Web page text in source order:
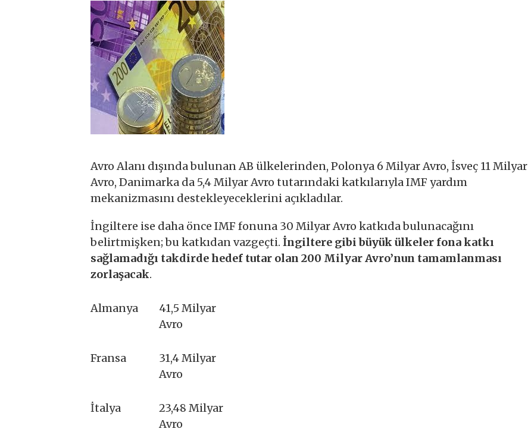
Avro Alanı dışında bulunan AB ülkelerinden, Polonya 6 Milyar Avro, İsveç 11 Milyar
Avro, Danimarka da 5,4 Milyar Avro tutarındaki katkılarıyla IMF yardım
mekanizmasını destekleyeceklerini açıkladılar.
İngiltere ise daha önce IMF fonuna 30 Milyar Avro katkıda bulunacağını
belirtmişken; bu katkıdan vazgeçti.İngiltere gibi büyük ülkeler fona katkı
sağlamadığı takdirde hedef tutar olan 200 Milyar Avro’nun tamamlanması
zorlaşacak.
Almanya
41,5 Milyar
Avro
Fransa
31,4 Milyar
Avro
İtalya
23,48 Milyar
Avro